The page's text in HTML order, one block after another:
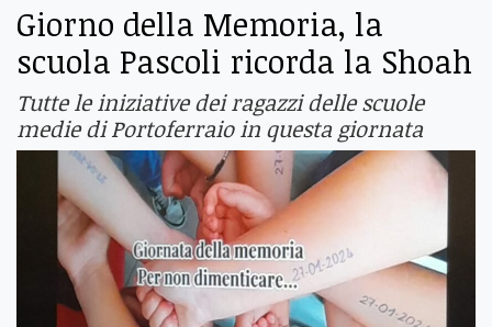
Giorno della Memoria, la
scuola Pascoli ricorda la Shoah
Tutte le iniziative dei ragazzi delle scuole
medie di Portoferraio in questa giornata